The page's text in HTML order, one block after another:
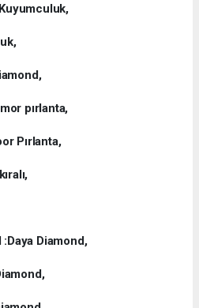
pırlanta,
Pırlanta,
Diamond,